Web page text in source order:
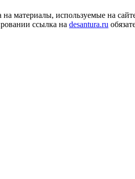
на материалы, используемые на
ссылка на desantura.ru